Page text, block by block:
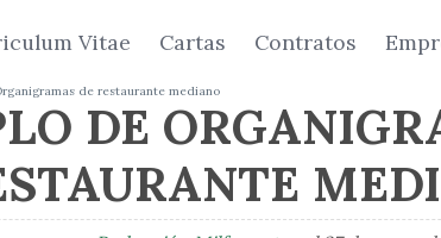
Vitae Cartas Contratos
de restaurante mediano
DE